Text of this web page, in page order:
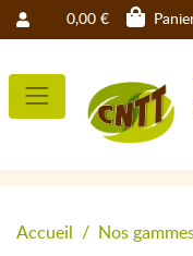
0,00 €
Accueil Nos